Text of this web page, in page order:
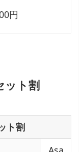
円
ット割
ト割